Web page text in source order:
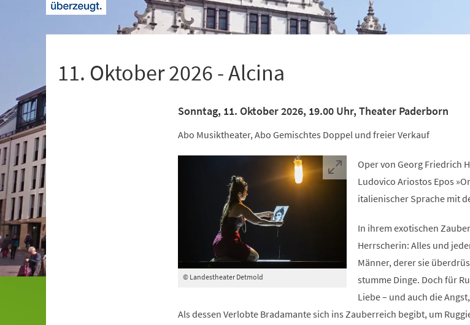
11. Oktober 2026 - Alcina
Sonntag, 11. Oktober 2026, 19.00 Uhr, Theater Paderborn
Abo Musiktheater, Abo Gemischtes Doppel und freier Verkauf
© Landestheater Detmold
Oper von Georg Friedrich
Ludovico Ariostos Epos
italienischer Sprache mit
In ihrem exotischen
Herrscherin: Alles und
Männer, derer sie
stumme Dinge. Doch für
Liebe – und auch die
Als dessen Verlobte Bradamante sich ins Zauberreich begibt, um